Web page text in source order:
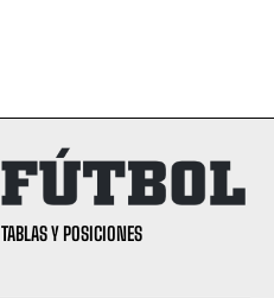
TABLAS Y POSICIONES